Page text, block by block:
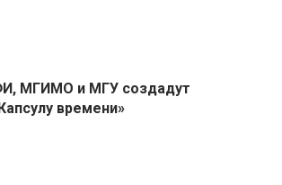
МГИМО и МГУ создадут
времени»